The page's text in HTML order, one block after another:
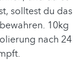
solltest du das
10kg
nach 24